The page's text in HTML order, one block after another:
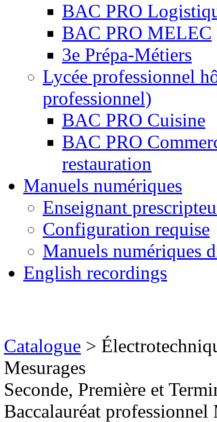
BAC PRO
BAC PRO MELEC
3e Prépa-Métiers
Lycée professionnel
professionnel)
BAC PRO Cuisine
BAC PRO
restauration
Manuels numériques
Enseignant
Configuration requise
Manuels numériques
English recordings
Catalogue >
Mesurages
Seconde, Première et
Baccalauréat